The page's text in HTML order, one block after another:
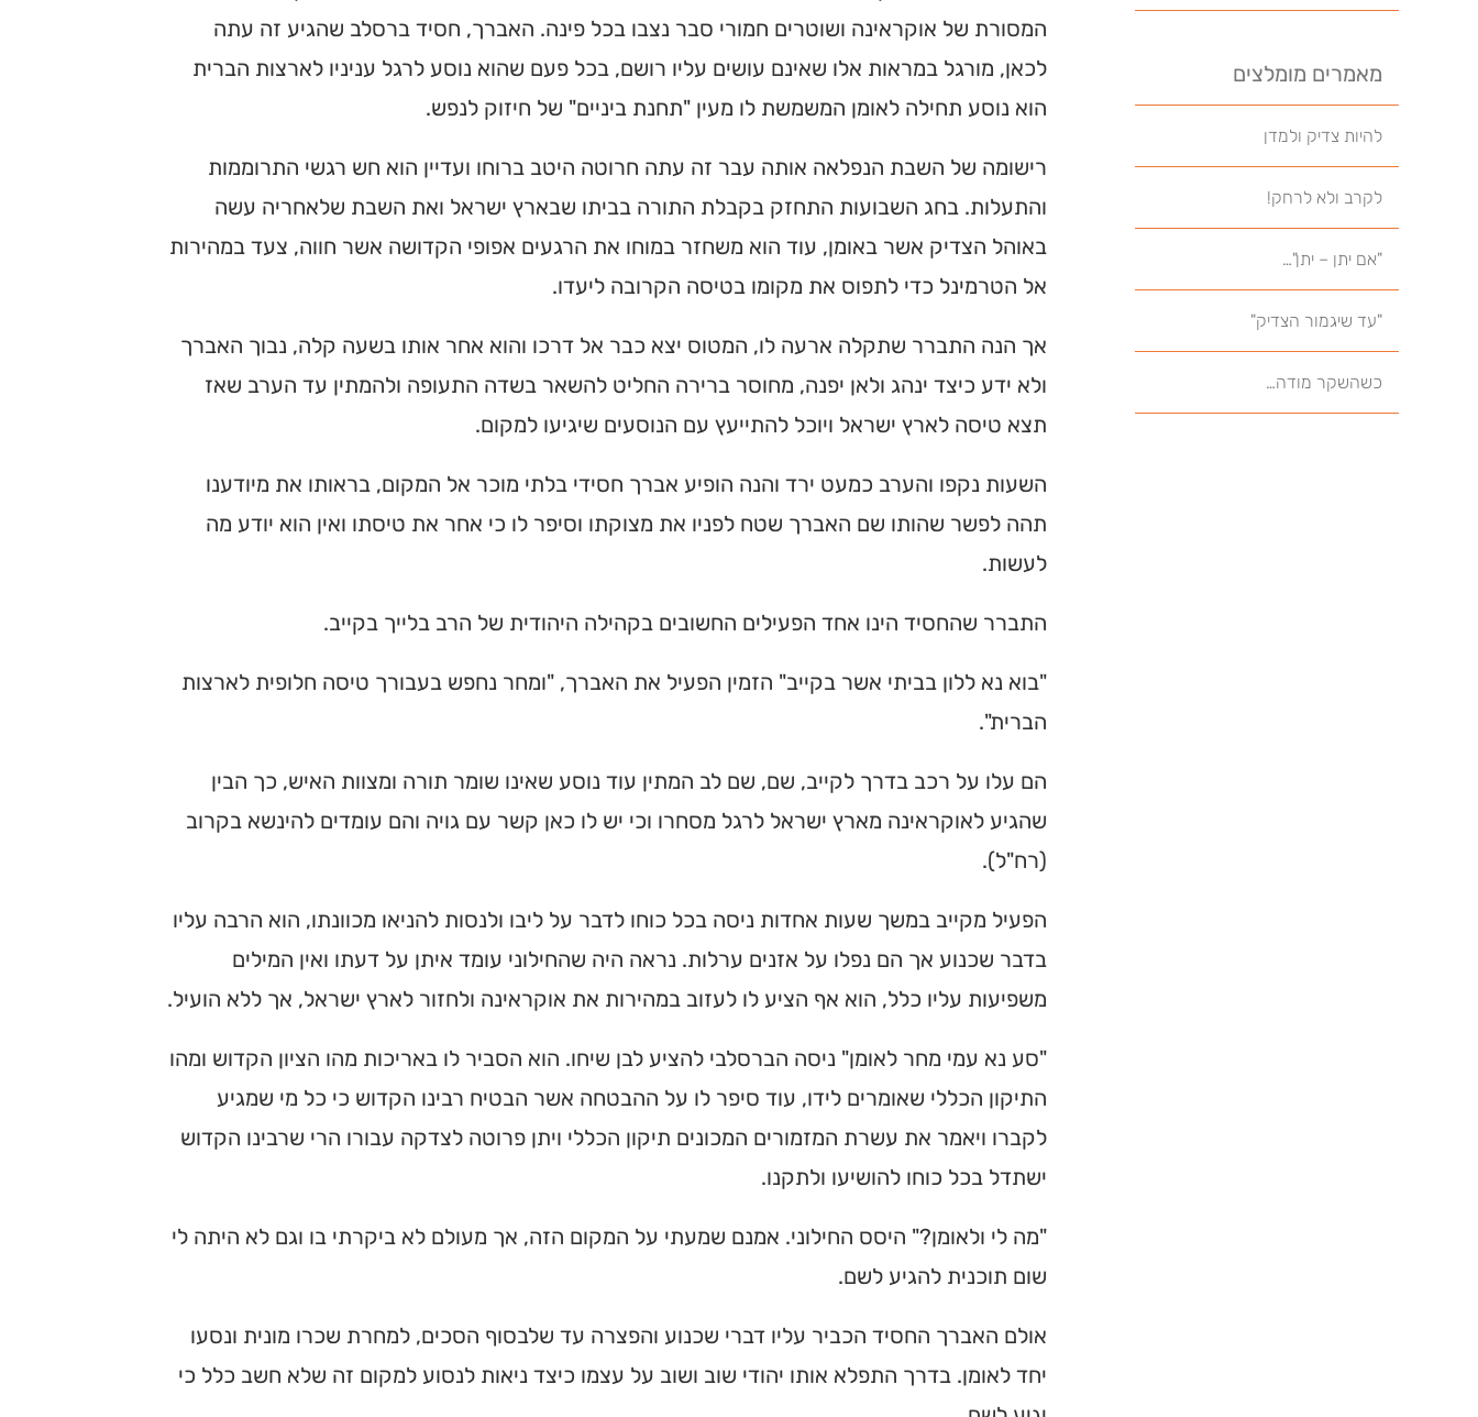
מאמרים מומלצים
להיות צדיק ולמדן
לקרב ולא לרחק!
"אם יתן – יתן"…
"עד שיגמור הצדיק"
כשהשקר מודה…
המסורת של אוקראינה ושוטרים חמורי סבר נצבו בכל פינה. האברך, חסיד ברסלב שהגיע זה עתה
לכאן, מורגל במראות אלו שאינם עושים עליו רושם, בכל פעם שהוא נוסע לרגל עניניו לארצות הברית
הוא נוסע תחילה לאומן המשמשת לו מעין "תחנת ביניים" של חיזוק לנפש.
רישומה של השבת הנפלאה אותה עבר זה עתה חרוטה היטב ברוחו ועדיין הוא חש רגשי התרוממות
והתעלות. בחג השבועות התחזק בקבלת התורה בביתו שבארץ ישראל ואת השבת שלאחריה עשה
באוהל הצדיק אשר באומן, עוד הוא משחזר במוחו את הרגעים אפופי הקדושה אשר חווה, צעד במהירות
אל הטרמינל כדי לתפוס את מקומו בטיסה הקרובה ליעדו.
אך הנה התברר שתקלה ארעה לו, המטוס יצא כבר אל דרכו והוא אחר אותו בשעה קלה, נבוך האברך
ולא ידע כיצד ינהג ולאן יפנה, מחוסר ברירה החליט להשאר בשדה התעופה ולהמתין עד הערב שאז
תצא טיסה לארץ ישראל ויוכל להתייעץ עם הנוסעים שיגיעו למקום.
השעות נקפו והערב כמעט ירד והנה הופיע אברך חסידי בלתי מוכר אל המקום, בראותו את מיודענו
תהה לפשר שהותו שם האברך שטח לפניו את מצוקתו וסיפר לו כי אחר את טיסתו ואין הוא יודע מה
לעשות.
התברר שהחסיד הינו אחד הפעילים החשובים בקהילה היהודית של הרב בלייך בקייב.
"בוא נא ללון בביתי אשר בקייב" הזמין הפעיל את האברך, "ומחר נחפש בעבורך טיסה חלופית לארצות
הברית".
הם עלו על רכב בדרך לקייב, שם, שם לב המתין עוד נוסע שאינו שומר תורה ומצוות האיש, כך הבין
שהגיע לאוקראינה מארץ ישראל לרגל מסחרו וכי יש לו כאן קשר עם גויה והם עומדים להינשא בקרוב
(רח"ל).
הפעיל מקייב במשך שעות אחדות ניסה בכל כוחו לדבר על ליבו ולנסות להניאו מכוונתו, הוא הרבה עליו
בדבר שכנוע אך הם נפלו על אזנים ערלות. נראה היה שהחילוני עומד איתן על דעתו ואין המילים
משפיעות עליו כלל, הוא אף הציע לו לעזוב במהירות את אוקראינה ולחזור לארץ ישראל, אך ללא הועיל.
"סע נא עמי מחר לאומן" ניסה הברסלבי להציע לבן שיחו. הוא הסביר לו באריכות מהו הציון הקדוש ומהו
התיקון הכללי שאומרים לידו, עוד סיפר לו על ההבטחה אשר הבטיח רבינו הקדוש כי כל מי שמגיע
לקברו ויאמר את עשרת המזמורים המכונים תיקון הכללי ויתן פרוטה לצדקה עבורו הרי שרבינו הקדוש
ישתדל בכל כוחו להושיעו ולתקנו.
"מה לי ולאומן?" היסס החילוני. אמנם שמעתי על המקום הזה, אך מעולם לא ביקרתי בו וגם לא היתה לי
שום תוכנית להגיע לשם.
אולם האברך החסיד הכביר עליו דברי שכנוע והפצרה עד שלבסוף הסכים, למחרת שכרו מונית ונסעו
יחד לאומן. בדרך התפלא אותו יהודי שוב ושוב על עצמו כיצד ניאות לנסוע למקום זה שלא חשב כלל כי